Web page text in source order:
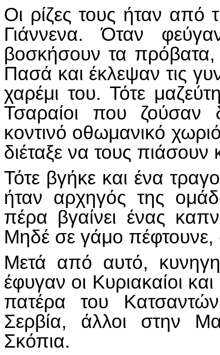
Οι ρίζες τους ήταν από
Γιάννενα. Όταν
βοσκήσουν τα πρόβατα,
Πασά και έκλεψαν τις
χαρέμι του. Τότε
Τσαραίοι που ζούσαν
κοντινό οθωμανικό
διέταξε να τους
Τότε βγήκε και ένα
ήταν αρχηγός της
πέρα βγαίνει ένας
Μηδέ σε γάμο πέφτουνε,
Μετά από αυτό,
έφυγαν οι Κυριακαίοι
πατέρα του
Σερβία, άλλοι στην
Σκόπια.